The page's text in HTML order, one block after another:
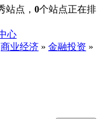
站点， 0个站点正在排
心
商业经济 » 金融投资 »